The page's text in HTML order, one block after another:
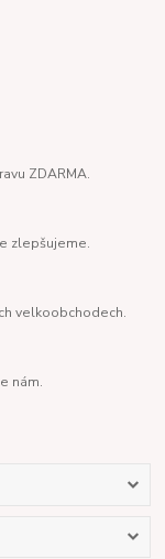
ZDARMA.
zlepšujeme.
velkoobchodech.
nám.